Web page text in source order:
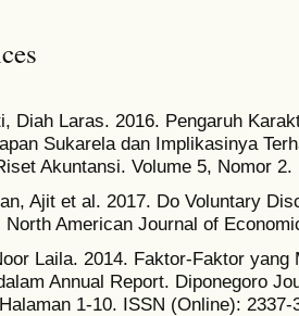
Diah Laras. 2016. Pengaruh
Sukarela dan Implikasinya
Akuntansi. Volume 5, Nomor
Ajit et al. 2017. Do Voluntary
North American Journal of
Laila. 2014. Faktor-Faktor yang
Annual Report. Diponegoro
1-10. ISSN (Online): 2337-